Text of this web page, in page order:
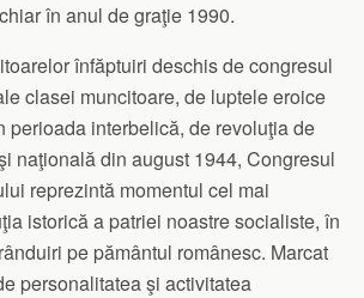
în anul de graţie 1990.
înfăptuiri deschis de congresul
clasei muncitoare, de luptele eroice
perioada interbelică, de revoluţia de
naţională din august 1944, Congresul
reprezintă momentul cel mai
istorică a patriei noastre socialiste, în
pe pământul românesc. Marcat
personalitatea şi activitatea